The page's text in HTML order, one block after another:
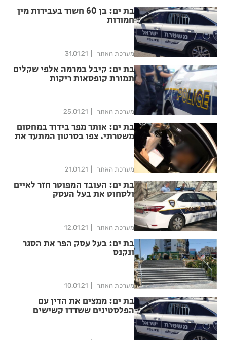
בת ים: בן 60 חשוד בעבירות מין
חמורות
מערכת האתר 31.01.21
בת ים: קיבל במרמה אלפי שקלים
תמורת קופסאות ריקות
מערכת האתר 25.01.21
בת ים: אותר מפר בידוד במחסום
משטרתי. צפו בסרטון המתעד את
מערכת האתר 21.01.21
בת ים: העובד המפוטר חזר לאיים
ולסחוט את בעל העסק
מערכת האתר 12.01.21
בת ים: בעל עסק הפר את הסגר
ונקנס
מערכת האתר 10.01.21
בת ים: ממצים את הדין עם
הפלסטינים ששדדו קשישים